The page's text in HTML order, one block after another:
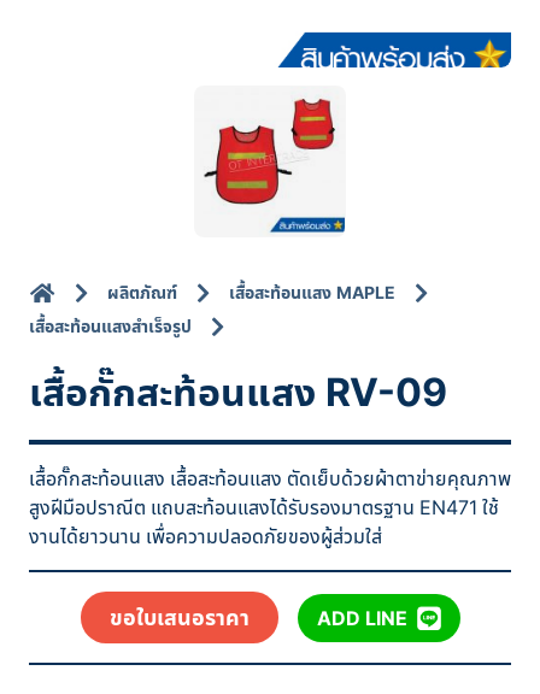
ผลิตภัณฑ์
เสื้อสะท้อนแสง MAPLE
เสื้อสะท้อนแสงสำเร็จรูป
เสื้อกั๊กสะท้อนแสง RV-09
เสื้อกั๊กสะท้อนแสง เสื้อสะท้อนแสง ตัดเย็บด้วยผ้าตาข่ายคุณภาพ
สูงฝีมือปราณีต แถบสะท้อนแสงได้รับรองมาตรฐาน EN471 ใช้
งานได้ยาวนาน เพื่อความปลอดภัยของผู้ส่วมใส่
ขอใบเสนอราคา ADD LINE